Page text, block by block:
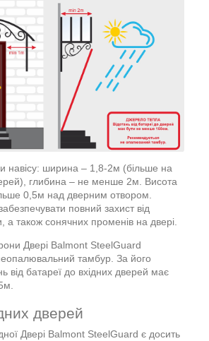
навісу: ширина – 1,8-2м (більше на
глибина – не менше 2м. Висота
0,5м над дверним отвором.
повний захист від
а також сонячних променів на двері.
Двері Balmont SteelGuard
тамбур. За його
від батареї до вхідних дверей має
дверей
Двері Balmont SteelGuard є досить